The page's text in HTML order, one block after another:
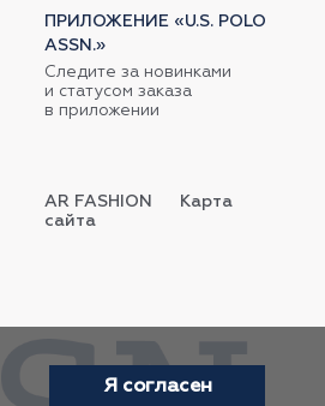
ПРИЛОЖЕНИЕ «U.S. POLO
ASSN.»
Следите за новинками
и статусом заказа
в приложении
AR FASHION
Карта
сайта
Я согласен